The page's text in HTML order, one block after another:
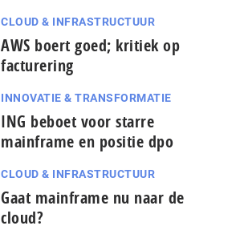
CLOUD & INFRASTRUCTUUR
AWS boert goed; kritiek op
facturering
INNOVATIE & TRANSFORMATIE
ING beboet voor starre
mainframe en positie dpo
CLOUD & INFRASTRUCTUUR
Gaat mainframe nu naar de
cloud?